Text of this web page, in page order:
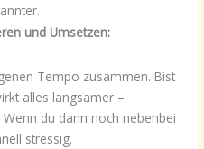
und Umsetzen:
Tempo zusammen. Bist
alles langsamer –
du dann noch nebenbei
stressig.